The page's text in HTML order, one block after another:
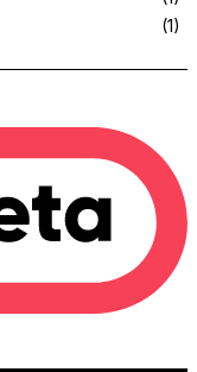
(1)